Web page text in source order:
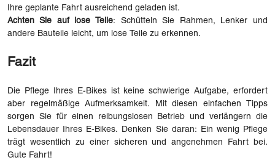
Ihre geplante Fahrt ausreichend geladen ist.
Achten Sie auf lose Teile: Schütteln Sie Rahmen, Lenker und
andere Bauteile leicht, um lose Teile zu erkennen.
Fazit
Die Pflege Ihres E-Bikes ist keine schwierige Aufgabe, erfordert
aber regelmäßige Aufmerksamkeit. Mit diesen einfachen Tipps
sorgen Sie für einen reibungslosen Betrieb und verlängern die
Lebensdauer Ihres E-Bikes. Denken Sie daran: Ein wenig Pflege
trägt wesentlich zu einer sicheren und angenehmen Fahrt bei.
Gute Fahrt!